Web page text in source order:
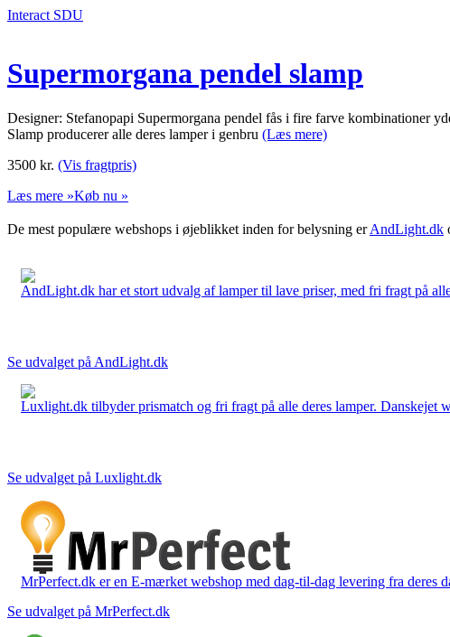
Interact SDU
Supermorgana pendel slamp
Designer: Stefanopapi Supermorgana pendel fås i fire farve kombinationer
Slamp producerer alle deres lamper i genbru (Læs mere)
3500 kr. (Vis fragtpris)
Læs mere »Køb nu »
De mest populære webshops i øjeblikket inden for belysning erAndLight.dk
AndLight.dk har et stort udvalg af lamper til lave priser, med fri fragt på
Se udvalget på AndLight.dk
Luxlight.dk tilbyder prismatch og fri fragt på alle deres lamper. Danskejet
Se udvalget på Luxlight.dk
MrPerfect.dk er en E-mærket webshop med dag-til-dag levering fra deres
Se udvalget på MrPerfect.dk